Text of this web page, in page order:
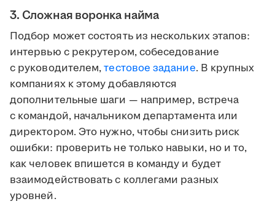
3. Сложная воронка найма
Подбор может состоять из нескольких этапов:
интервью с рекрутером, собеседование
с руководителем,тестовое задание. В крупных
компаниях к этому добавляются
дополнительные шаги — например, встреча
с командой, начальником департамента или
директором. Это нужно, чтобы снизить риск
ошибки: проверить не только навыки, но и то,
как человек впишется в команду и будет
взаимодействовать с коллегами разных
уровней.